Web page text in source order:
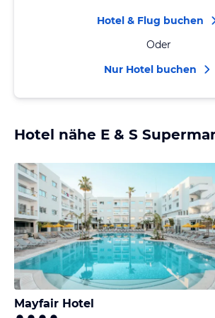
Hotel & Flug buchen
Oder
Nur Hotel buchen
Hotel nähe E & S
Mayfair Hotel